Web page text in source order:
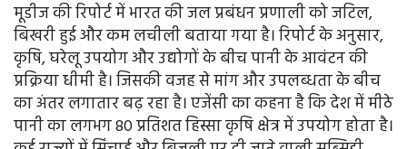
मूडीज की रिपोर्ट में भारत की जल प्रबंधन प्रणाली को जटिल,
बिखरी हुई और कम लचीली बताया गया है। रिपोर्ट के अनुसार,
कृषि, घरेलू उपयोग और उद्योगों के बीच पानी के आवंटन की
प्रक्रिया धीमी है। जिसकी वजह से मांग और उपलब्धता के बीच
का अंतर लगातार बढ़ रहा है। एजेंसी का कहना है कि देश में मीठे
पानी का लगभग 80 प्रतिशत हिस्सा कृषि क्षेत्र में उपयोग होता है।